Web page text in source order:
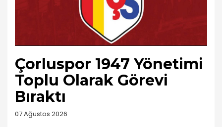
Çorluspor 1947 Yönetimi
Toplu Olarak Görevi
Bıraktı
07 Ağustos 2026